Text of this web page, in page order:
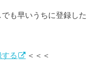
も早いうちに登録した
る ＜＜＜